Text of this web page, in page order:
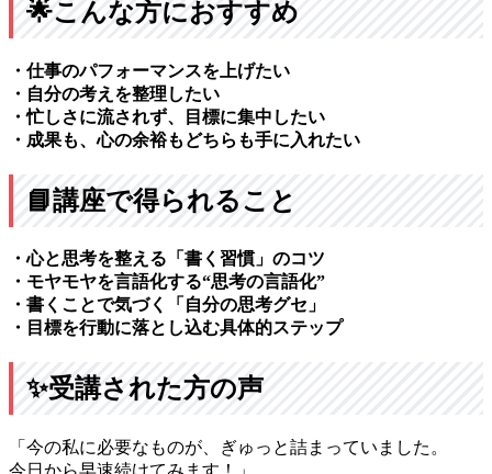
🌟こんな方におすすめ
・仕事のパフォーマンスを上げたい
・自分の考えを整理したい
・忙しさに流されず、目標に集中したい
・成果も、心の余裕もどちらも手に入れたい
📘講座で得られること
・心と思考を整える「書く習慣」のコツ
・モヤモヤを言語化する“思考の言語化”
・書くことで気づく「自分の思考グセ」
・目標を行動に落とし込む具体的ステップ
✨受講された方の声
「今の私に必要なものが、ぎゅっと詰まっていました。